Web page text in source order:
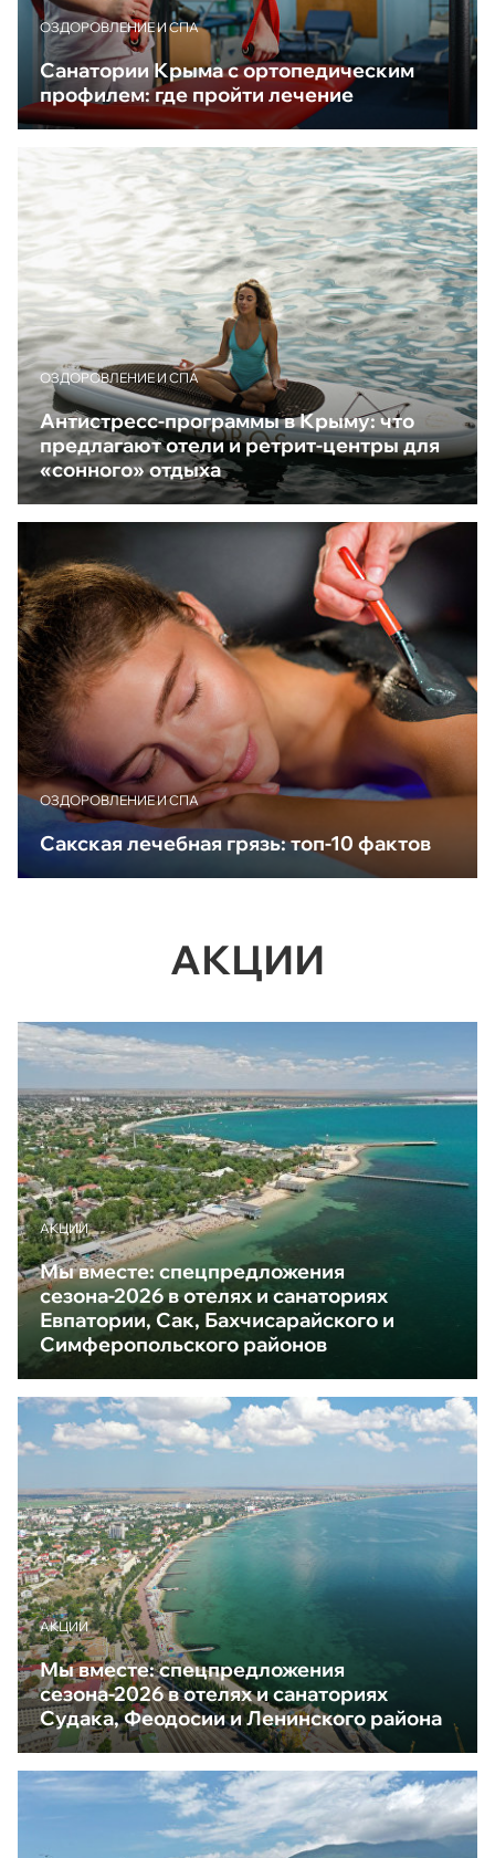
ОЗДОРОВЛЕНИЕ И СПА
Санатории Крыма с ортопедическим
профилем: где пройти лечение
ОЗДОРОВЛЕНИЕ И СПА
Антистресс-программы в Крыму: что
предлагают отели и ретрит-центры для
«сонного» отдыха
ОЗДОРОВЛЕНИЕ И СПА
Сакская лечебная грязь: топ-10 фактов
АКЦИИ
АКЦИИ
Мы вместе: спецпредложения
сезона-2026 в отелях и санаториях
Евпатории, Сак, Бахчисарайского и
Симферопольского районов
АКЦИИ
Мы вместе: спецпредложения
сезона-2026 в отелях и санаториях
Судака, Феодосии и Ленинского района